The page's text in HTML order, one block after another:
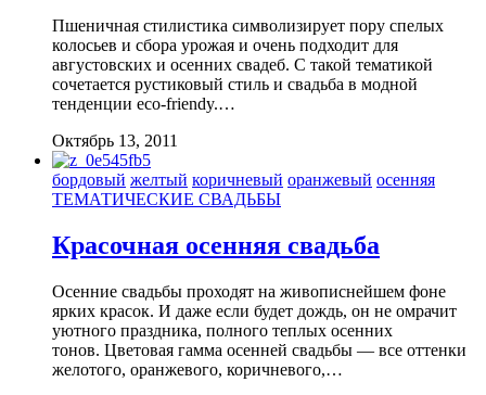
Пшеничная стилистика символизирует пору спелых
колосьев и сбора урожая и очень подходит для
августовских и осенних свадеб. С такой тематикой
сочетается рустиковый стиль и свадьба в модной
тенденции eco-friendy.…
Октябрь 13, 2011
бордовый желтый коричневый оранжевый осенняя
ТЕМАТИЧЕСКИЕ СВАДЬБЫ
Красочная осенняя свадьба
Осенние свадьбы проходят на живописнейшем фоне
ярких красок. И даже если будет дождь, он не омрачит
уютного праздника, полного теплых осенних
тонов. Цветовая гамма осенней свадьбы — все оттенки
желотого, оранжевого, коричневого,…